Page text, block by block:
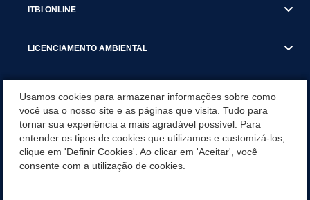
ITBI ONLINE
LICENCIAMENTO AMBIENTAL
SERVIÇOS
SERVIÇOS DO DEPARTAMENTO DE RECEITA MUNICIPAL
Usamos cookies para armazenar informações sobre como
você usa o nosso site e as páginas que visita. Tudo para
tornar sua experiência a mais agradável possível. Para
entender os tipos de cookies que utilizamos e customizá-los,
clique em 'Definir Cookies'. Ao clicar em 'Aceitar', você
consente com a utilização de cookies.